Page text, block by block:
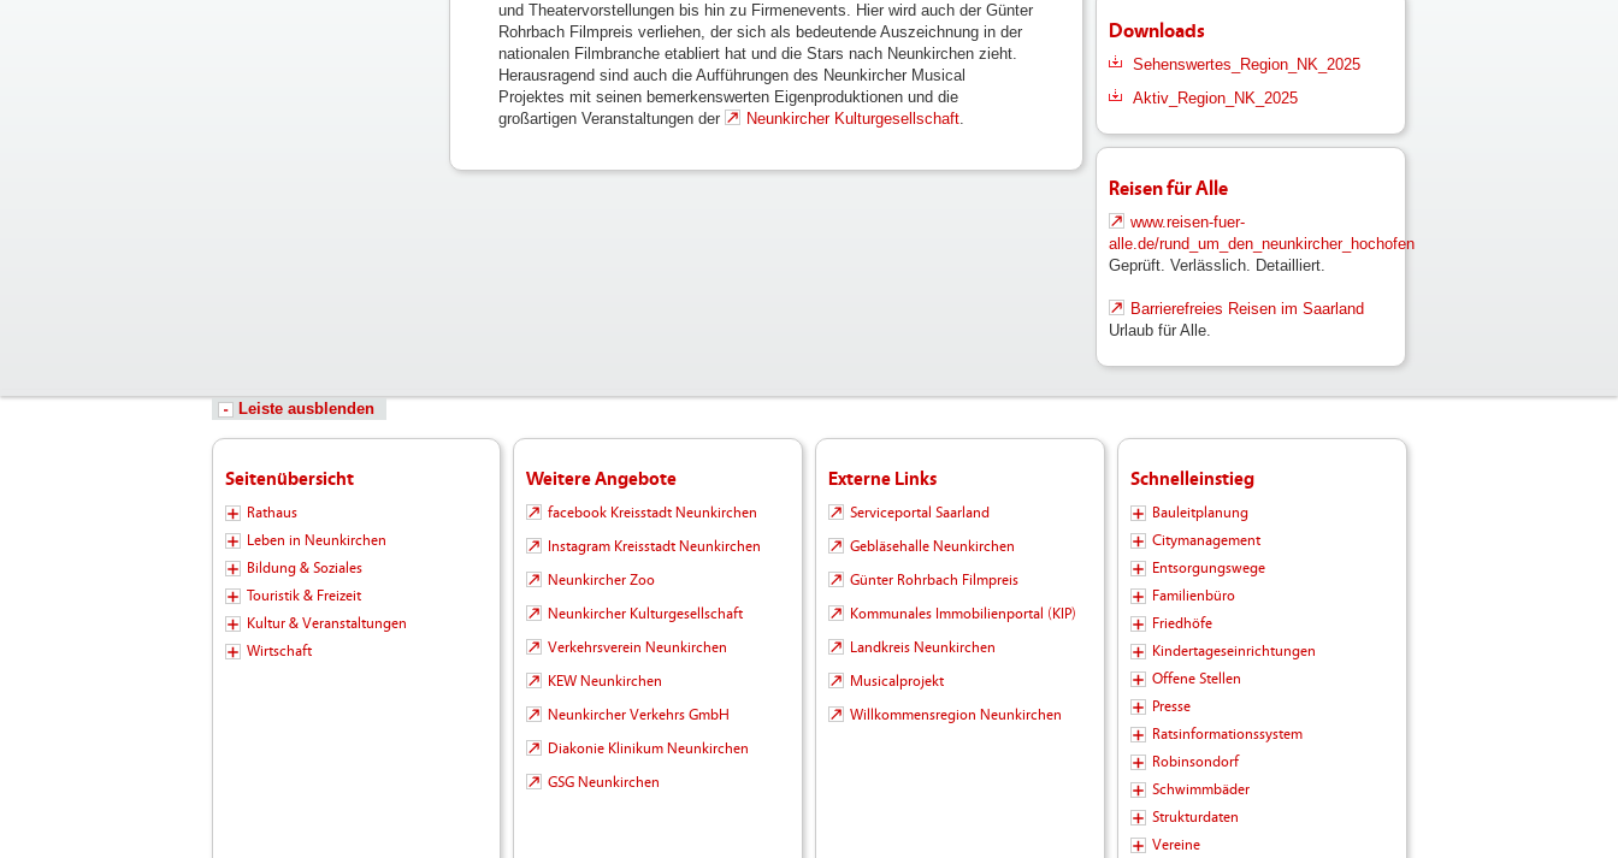
und Theatervorstellungen bis hin zu Firmenevents. Hier wird auch der Günter
Rohrbach Filmpreis verliehen, der sich als bedeutende Auszeichnung in der
nationalen Filmbranche etabliert hat und die Stars nach Neunkirchen zieht.
Herausragend sind auch die Aufführungen des Neunkircher Musical
Projektes mit seinen bemerkenswerten Eigenproduktionen und die
großartigen Veranstaltungen der
Neunkircher Kulturgesellschaft.
Downloads
Sehenswertes_Region_NK_2025
Aktiv_Region_NK_2025
Reisen für Alle
www.reisen-fuer-
alle.de/rund_um_den_neunkircher_hochofen
Geprüft. Verlässlich. Detailliert.
Barrierefreies Reisen im Saarland
Urlaub für Alle.
Leiste ausblenden
Seitenübersicht
Rathaus
Leben in Neunkirchen
Bildung & Soziales
Touristik & Freizeit
Kultur & Veranstaltungen
Wirtschaft
Weitere Angebote
facebook Kreisstadt Neunkirchen
Instagram Kreisstadt Neunkirchen
Neunkircher Zoo
Neunkircher Kulturgesellschaft
Verkehrsverein Neunkirchen
KEW Neunkirchen
Neunkircher Verkehrs GmbH
Diakonie Klinikum Neunkirchen
GSG Neunkirchen
Externe Links
Serviceportal Saarland
Gebläsehalle Neunkirchen
Günter Rohrbach Filmpreis
Kommunales Immobilienportal (KIP)
Landkreis Neunkirchen
Musicalprojekt
Willkommensregion Neunkirchen
Schnelleinstieg
Bauleitplanung
Citymanagement
Entsorgungswege
Familienbüro
Friedhöfe
Kindertageseinrichtungen
Offene Stellen
Presse
Ratsinformationssystem
Robinsondorf
Schwimmbäder
Strukturdaten
Vereine